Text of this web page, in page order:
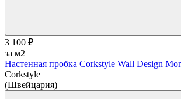
3 100 ₽
за м2
Настенная пробка Corkstyle Wall Design
Corkstyle
(Швейцария)